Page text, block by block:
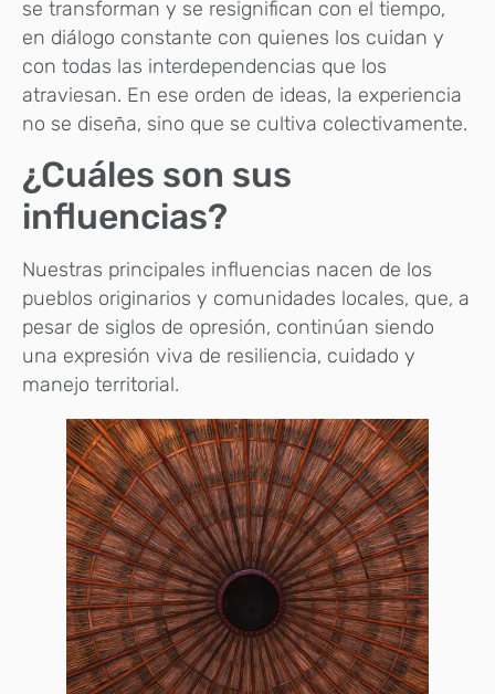
se transforman y se resignifican con el tiempo,
en diálogo constante con quienes los cuidan y
con todas las interdependencias que los
atraviesan. En ese orden de ideas, la experiencia
no se diseña, sino que se cultiva colectivamente.
¿Cuáles son sus
influencias?
Nuestras principales influencias nacen de los
pueblos originarios y comunidades locales, que, a
pesar de siglos de opresión, continúan siendo
una expresión viva de resiliencia, cuidado y
manejo territorial.